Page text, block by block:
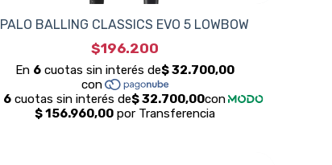
PALO BALLING CLASSICS EVO 5 LOWBOW
$196.200